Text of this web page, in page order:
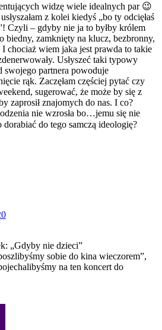
widzę wiele idealnych par 😉
z kolei kiedyś „bo ty odcięłaś
Czyli – gdyby nie ja to byłby królem
biedny, zamknięty na klucz, bezbronny,
I chociaż wiem jaka jest prawda to takie
Usłyszeć taki typowy
swojego partnera powoduje
rąk. Zaczęłam częściej pytać czy
sugerować, że może by się z
zaprosił znajomych do nas. I co?
nie wzrosła bo…jemu się nie
do tego samczą ideologię?
„Gdyby nie dzieci”
sobie do kina wieczorem”,
na ten koncert do